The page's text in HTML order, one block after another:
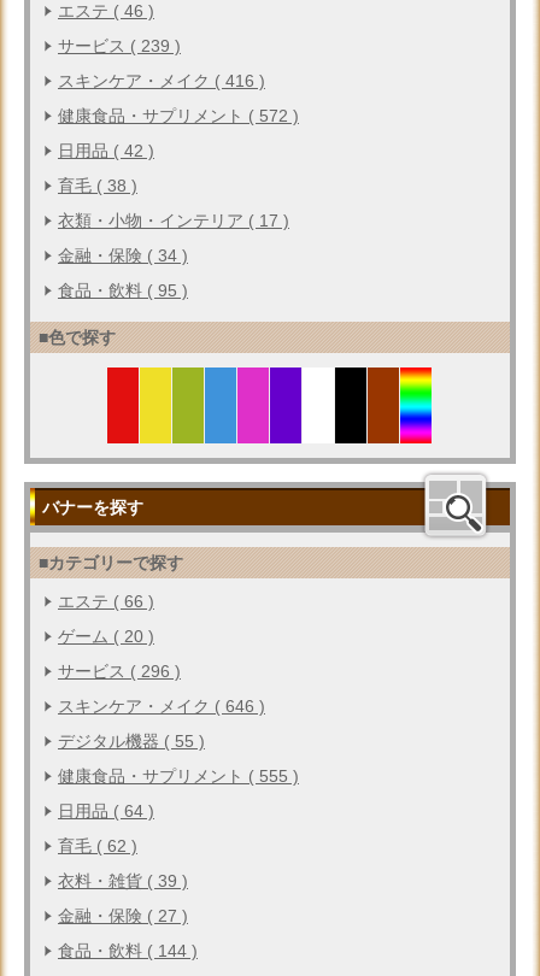
エステ ( 46 )
サービス ( 239 )
スキンケア・メイク ( 416 )
健康食品・サプリメント ( 572 )
日用品 ( 42 )
育毛 ( 38 )
衣類・小物・インテリア ( 17 )
金融・保険 ( 34 )
食品・飲料 ( 95 )
■色で探す
バナーを探す
■カテゴリーで探す
エステ ( 66 )
ゲーム ( 20 )
サービス ( 296 )
スキンケア・メイク ( 646 )
デジタル機器 ( 55 )
健康食品・サプリメント ( 555 )
日用品 ( 64 )
育毛 ( 62 )
衣料・雑貨 ( 39 )
金融・保険 ( 27 )
食品・飲料 ( 144 )